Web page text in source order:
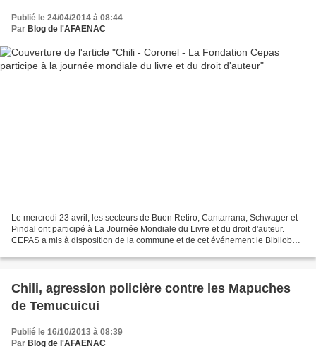
Publié le 24/04/2014 à 08:44
Par Blog de l'AFAENAC
Le mercredi 23 avril, les secteurs de Buen Retiro, Cantarrana, Schwager et
Pindal ont participé à La Journée Mondiale du Livre et du droit d'auteur.
CEPAS a mis à disposition de la commune et de cet événement le Bibliobus,
Chili, agression policière contre les Mapuches
de Temucuicui
Publié le 16/10/2013 à 08:39
Par Blog de l'AFAENAC